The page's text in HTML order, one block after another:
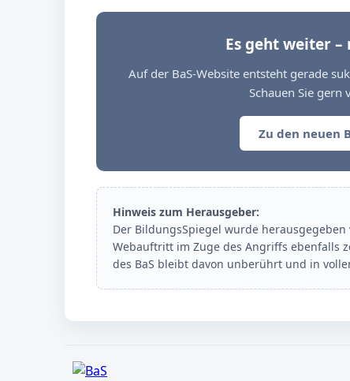
Es geht weiter
Auf der BaS-Website entsteht gerade
Schauen Sie gern
Zu den neuen
Hinweis zum Herausgeber:
Der BildungsSpiegel wurde herausgegeben
Webauftritt im Zuge des Angriffs ebenfalls
des BaS bleibt davon unberührt und in